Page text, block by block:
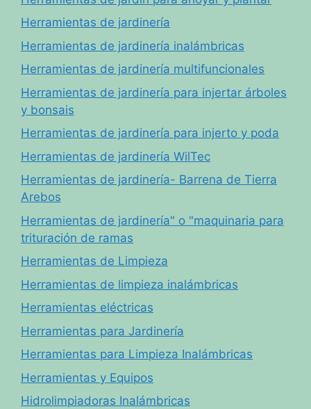
Herramientas de jardinería
Herramientas de jardinería inalámbricas
Herramientas de jardinería multifuncionales
Herramientas de jardinería para injertar árboles
y bonsais
Herramientas de jardinería para injerto y poda
Herramientas de jardinería WilTec
Herramientas de jardinería- Barrena de Tierra
Arebos
Herramientas de jardinería" o "maquinaria para
trituración de ramas
Herramientas de Limpieza
Herramientas de limpieza inalámbricas
Herramientas eléctricas
Herramientas para Jardinería
Herramientas para Limpieza Inalámbricas
Herramientas y Equipos
Hidrolimpiadoras Inalámbricas